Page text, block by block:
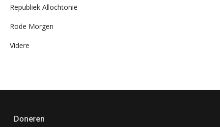
Republiek Allochtonië
Rode Morgen
Videre
Doneren